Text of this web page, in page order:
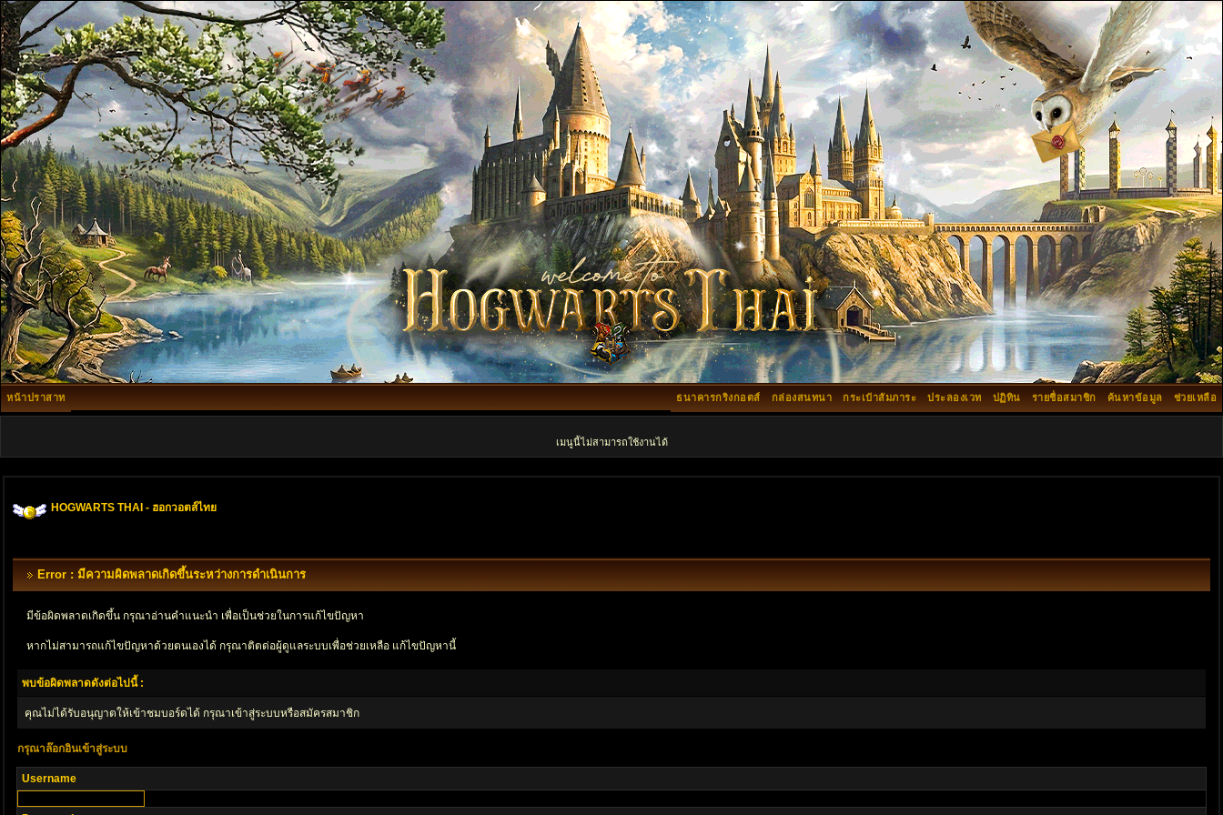
หน้าปราสาท ช่วยเหลือ
ค้นหาข้อมูล
รายชื่อสมาชิก
ปฏิทิน
ประลองเวท
กระเป๋าสัมภาระ
กล่องสนทนา
ธนาคารกริงกอตส์
เมนูนี้ไม่สามารถใช้งานได้
HOGWARTS THAI - ฮอกวอตส์ไทย
Error : มีความผิดพลาดเกิดขึ้นระหว่างการดำเนินการ
มีข้อผิดพลาดเกิดขึ้น กรุณาอ่านคำแนะนำ เพื่อเป็นช่วยในการแก้ไขปัญหา
หากไม่สามารถแก้ไขปัญหาด้วยตนเองได้ กรุณาติตด่อผู้ดูแลระบบเพื่อช่วยเหลือ แก้ไขปัญหานี้
พบข้อผิดพลาดดังต่อไปนี้ :
คุณไม่ได้รับอนุญาตให้เข้าชมบอร์ดได้ กรุณาเข้าสู่ระบบหรือสมัครสมาชิก
กรุณาล๊อกอินเข้าสู่ระบบ
Username